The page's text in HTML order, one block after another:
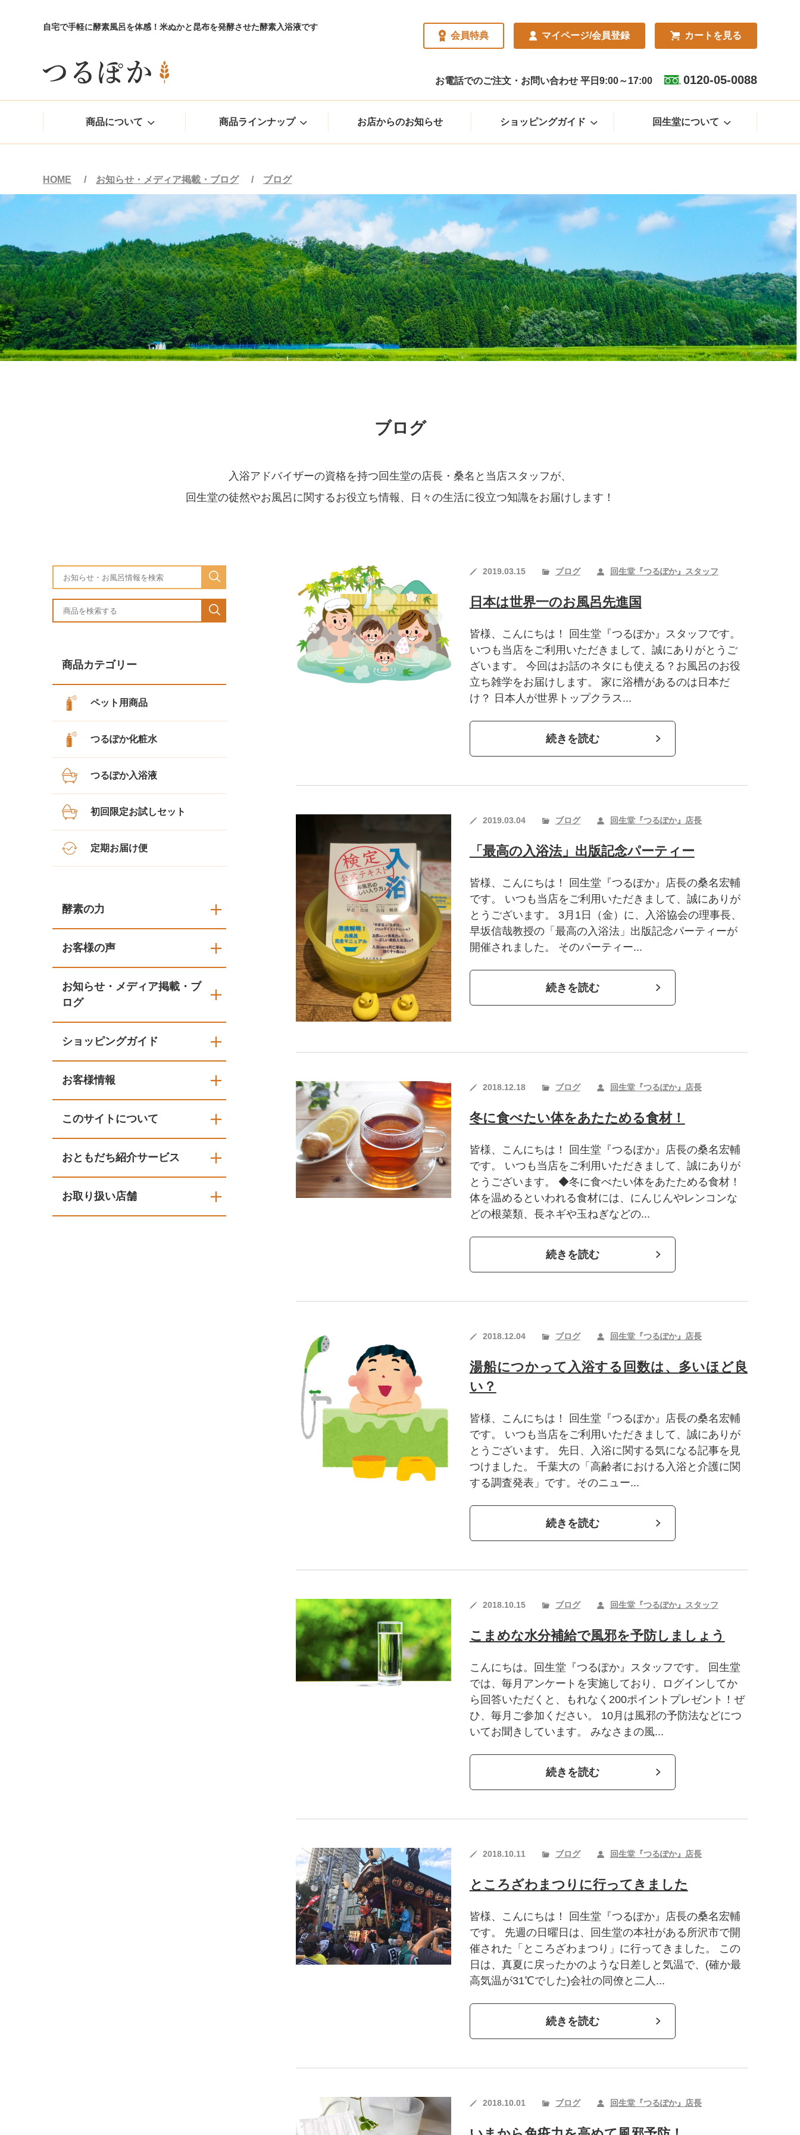
自宅で手軽に酵素風呂を体感！米ぬかと昆布を発酵させた酵素入浴液です
会員特典 マイページ/会員登録 カート を見る
お電話でのご注文・お問い合わせ 平日9:00～17:00 0120-05-0088
商品について 商品ラインナップ お店からのお知らせ ショッピングガイド 回生堂について
HOME お知らせ・メディア掲載・ブログ ブログ
ブログ
入浴アドバイザーの資格を持つ回生堂の店長・桑名と当店スタッフが、
回生堂の徒然やお風呂に関するお役立ち情報、日々の生活に役立つ知識をお届けします！
2019.03.15 ブログ 回生堂『つるぽか』スタッフ
日本は世界一のお風呂先進国
皆様、こんにちは！ 回生堂『つるぽか』スタッフです。
いつも当店をご利用いただきまして、誠にありがとうご
ざいます。 今回はお話のネタにも使える？お風呂のお役
立ち雑学をお届けします。 家に浴槽があるのは日本だ
け？ 日本人が世界トップクラス...
続きを読む
2019.03.04 ブログ 回生堂『つるぽか』店長
「最高の入浴法」出版記念パーティー
皆様、こんにちは！ 回生堂『つるぽか』店長の桑名宏輔
です。 いつも当店をご利用いただきまして、誠にありが
とうございます。 3月1日（金）に、入浴協会の理事長、
早坂信哉教授の「最高の入浴法」出版記念パーティーが
開催されました。 そのパーティー...
続きを読む
2018.12.18 ブログ 回生堂『つるぽか』店長
冬に食べたい体をあたためる食材！
皆様、こんにちは！ 回生堂『つるぽか』店長の桑名宏輔
です。 いつも当店をご利用いただきまして、誠にありが
とうございます。 ◆冬に食べたい体をあたためる食材！
体を温めるといわれる食材には、にんじんやレンコンな
どの根菜類、長ネギや玉ねぎなどの...
続きを読む
2018.12.04 ブログ 回生堂『つるぽか』店長
湯船につかって入浴する回数は、多いほど良
い？
皆様、こんにちは！ 回生堂『つるぽか』店長の桑名宏輔
です。 いつも当店をご利用いただきまして、誠にありが
とうございます。 先日、入浴に関する気になる記事を見
つけました。 千葉大の「高齢者における入浴と介護に関
する調査発表」です。そのニュー...
続きを読む
2018.10.15 ブログ 回生堂『つるぽか』スタッフ
こまめな水分補給で風邪を予防しましょう
こんにちは。回生堂『つるぽか』スタッフです。 回生堂
では、毎月アンケートを実施しており、ログインしてか
ら回答いただくと、もれなく200ポイントプレゼント！ぜ
ひ、毎月ご参加ください。 10月は風邪の予防法などにつ
いてお聞きしています。 みなさまの風...
続きを読む
2018.10.11 ブログ 回生堂『つるぽか』店長
ところざわまつりに行ってきました
皆様、こんにちは！ 回生堂『つるぽか』店長の桑名宏輔
です。 先週の日曜日は、回生堂の本社がある所沢市で開
催された「ところざわまつり」に行ってきました。 この
日は、真夏に戻ったかのような日差しと気温で、(確か最
高気温が31℃でした)会社の同僚と二人...
続きを読む
2018.10.01 ブログ 回生堂『つるぽか』店長
商品カテゴリー
ペット用商品
つるぽか化粧水
つるぽか入浴液
初回限定お試しセット
定期お届け便
酵素の力
お客様の声
お知らせ・メディア掲載・ブ
ログ
ショッピングガイド
お客様情報
このサイトについて
おともだち紹介サービス
お取り扱い店舗